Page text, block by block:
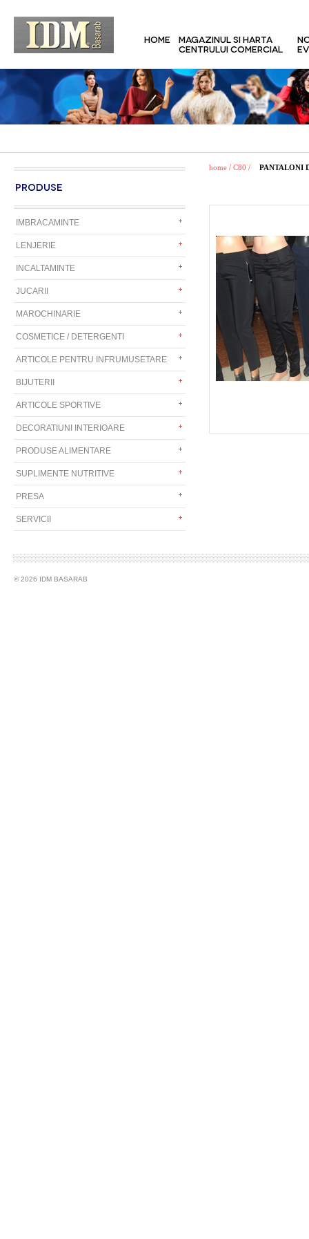
HOME
MAGAZINUL SI HARTA
CENTRULUI COMERCIAL
PRODUSE
IMBRACAMINTE
LENJERIE
INCALTAMINTE
JUCARII
MAROCHINARIE
COSMETICE / DETERGENTI
ARTICOLE PENTRU INFRUMUSETARE
BIJUTERII
ARTICOLE SPORTIVE
DECORATIUNI INTERIOARE
PRODUSE ALIMENTARE
SUPLIMENTE NUTRITIVE
PRESA
SERVICII
home / C80 / PANTALONI
© 2026 IDM BASARAB